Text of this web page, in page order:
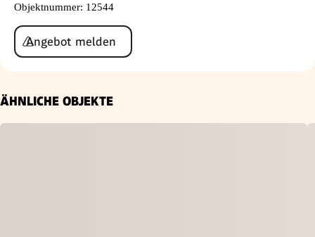
Objektnummer: 12544
Angebot melden
ÄHNLICHE OBJEKTE